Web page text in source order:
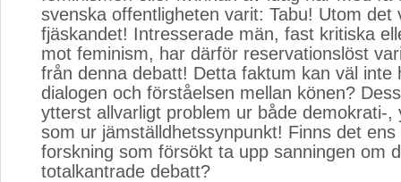
svenska offentligheten varit: Tabu! Utom det
fjäskandet! Intresserade män, fast kritiska
mot feminism, har därför reservationslöst
från denna debatt! Detta faktum kan väl inte
dialogen och förståelsen mellan könen?
ytterst allvarligt problem ur både demokrati-,
som ur jämställdhetssynpunkt! Finns det
forskning som försökt ta upp sanningen om
totalkantrade debatt?